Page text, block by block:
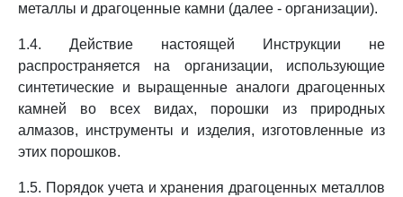
металлы и драгоценные камни (далее - организации).
1.4. Действие настоящей Инструкции не
распространяется на организации, использующие
синтетические и выращенные аналоги драгоценных
камней во всех видах, порошки из природных
алмазов, инструменты и изделия, изготовленные из
этих порошков.
1.5. Порядок учета и хранения драгоценных металлов